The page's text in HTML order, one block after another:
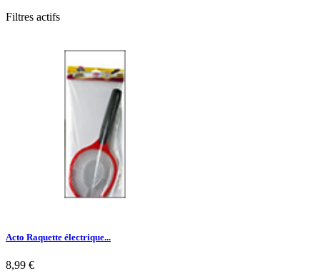
Filtres actifs
Acto Raquette électrique...
Prix
8,99 €